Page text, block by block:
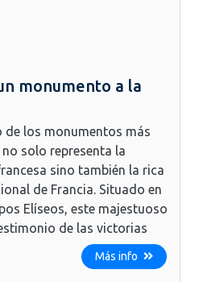
monumento a la
de los monumentos más
solo representa la
sino también la rica
de Francia. Situado en
Elíseos, este majestuoso
de las victorias
Más info